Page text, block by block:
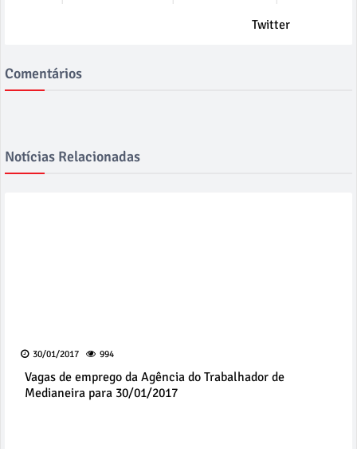
Twitter
Comentários
Notícias Relacionadas
30/01/2017 994
Vagas de emprego da Agência do Trabalhador de
Medianeira para 30/01/2017